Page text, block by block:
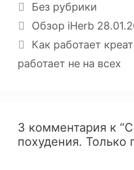
Без рубрики
Обзор iHerb
Как работает
работает не на всех
3 комментария к
похудения. Только